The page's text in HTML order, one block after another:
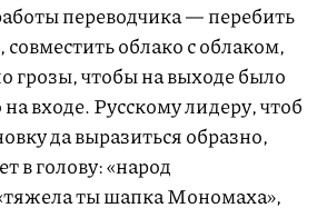
переводчика — перебить
облако с облаком,
грозы, чтобы на выходе было
входе. Русскому лидеру, чтоб
да выразиться образно,
в голову: «народ
ты шапка Мономаха»,